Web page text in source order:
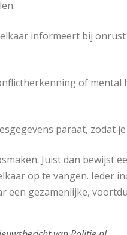
informeert bij
of mental
paraat, zodat
Juist dan
op te vangen. Ieder
een gezamenlijke,